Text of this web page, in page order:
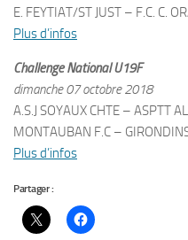
E. FEYTIAT/ST JUST – F.C. C.
Plus d’infos
Challenge National U19F
dimanche 07 octobre 2018
A.S.J SOYAUX CHTE – ASPTT
MONTAUBAN F.C –
Plus d’infos
Partager :